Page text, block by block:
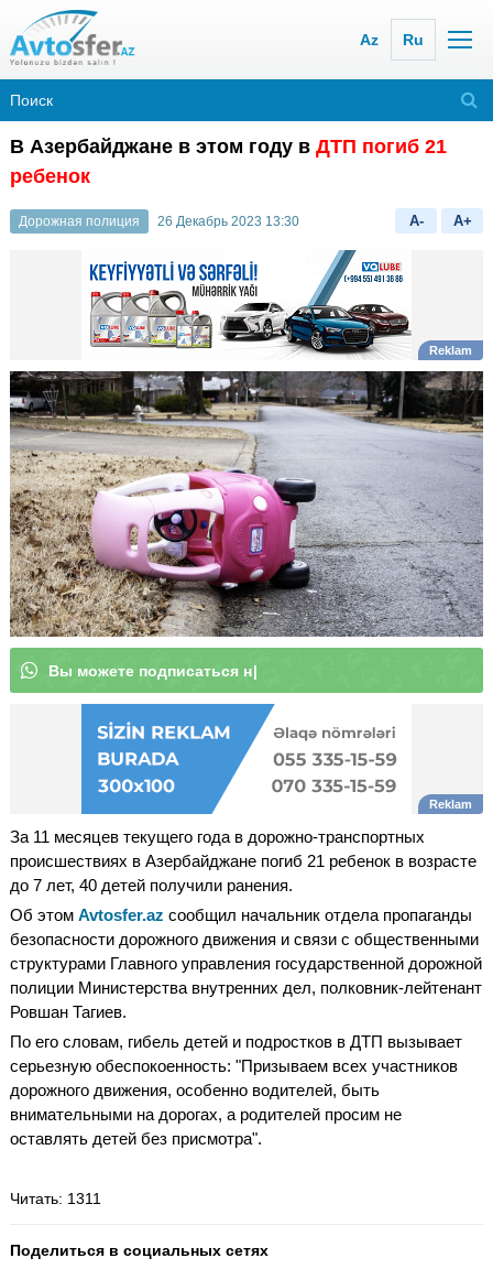
Az Ru
В Азербайджане в этом году в ДТП погиб 21
ребенок
Дорожная полиция 26 Декабрь 2023 13:30 A- A+
Вы м|
За 11 месяцев текущего года в дорожно-транспортных
происшествиях в Азербайджане погиб 21 ребенок в возрасте
до 7 лет, 40 детей получили ранения.
Об этом Avtosfer.az сообщил начальник отдела пропаганды
безопасности дорожного движения и связи с общественными
структурами Главного управления государственной дорожной
полиции Министерства внутренних дел, полковник-лейтенант
Ровшан Тагиев.
По его словам, гибель детей и подростков в ДТП вызывает
серьезную обеспокоенность: "Призываем всех участников
дорожного движения, особенно водителей, быть
внимательными на дорогах, а родителей просим не
оставлять детей без присмотра".
Читать: 1311
Поделиться в социальных сетях